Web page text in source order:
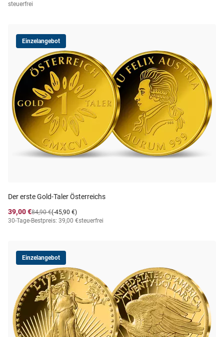
steuerfrei
Einzelangebot
Der erste Gold-Taler Österreichs
39,00 €
(-45,90 €)
84,90 €
30-Tage-Bestpreis: 39,00 €steuerfrei
Einzelangebot